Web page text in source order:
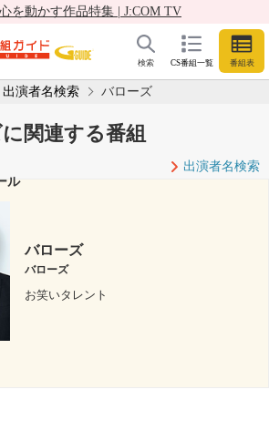
を動かす作品特集 | J:COM TV
CS番組一覧 番組表
検索
出演者名検索 バローズ
関連する番組
出演者名検索
ル
バローズ
バローズ
お笑いタレント